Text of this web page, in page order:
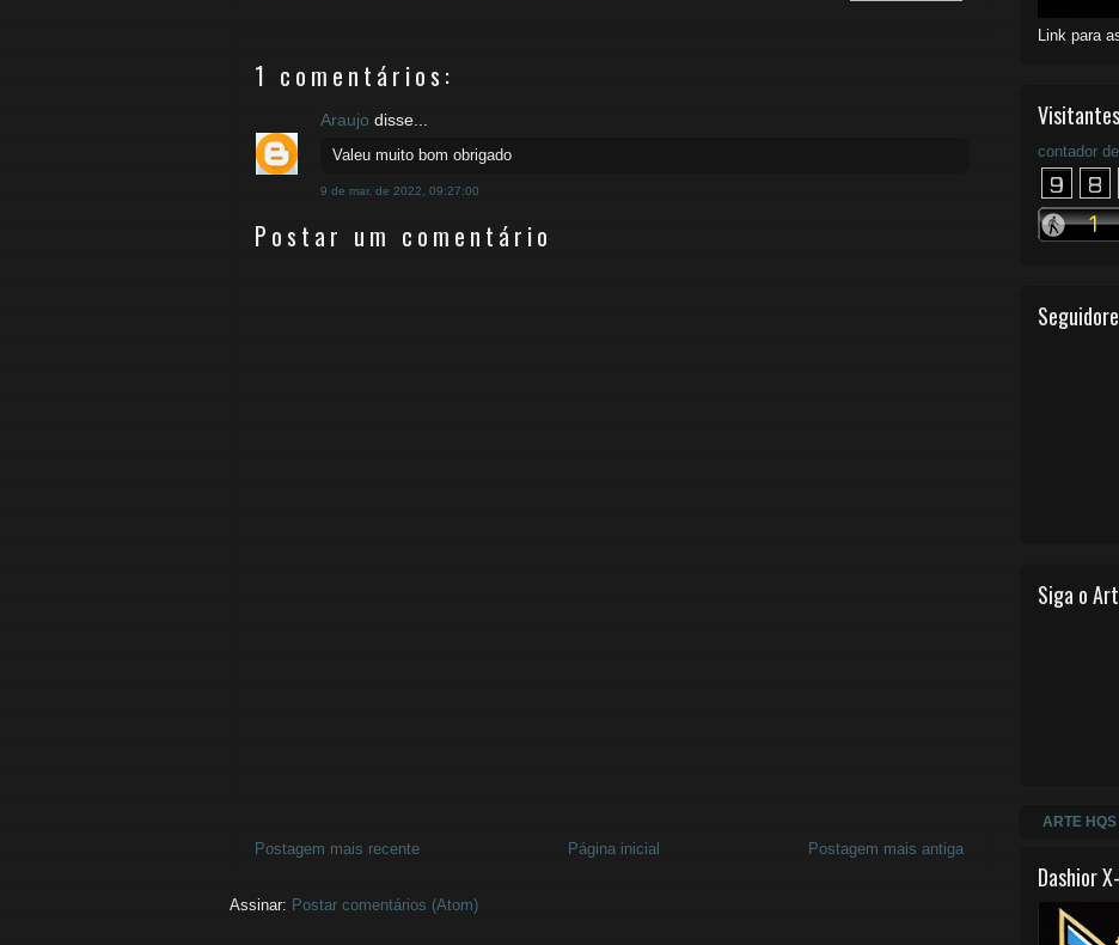
1 comentários:
Araujo disse...
Valeu muito bom obrigado
9 de mar. de 2022, 09:27:00
Postar um comentário
Postagem mais recente Postagem mais antiga
Página inicial
Assinar: Postar comentários (Atom)
Link para
Visitantes
contador
Siga o
ARTE HQS
Dashior